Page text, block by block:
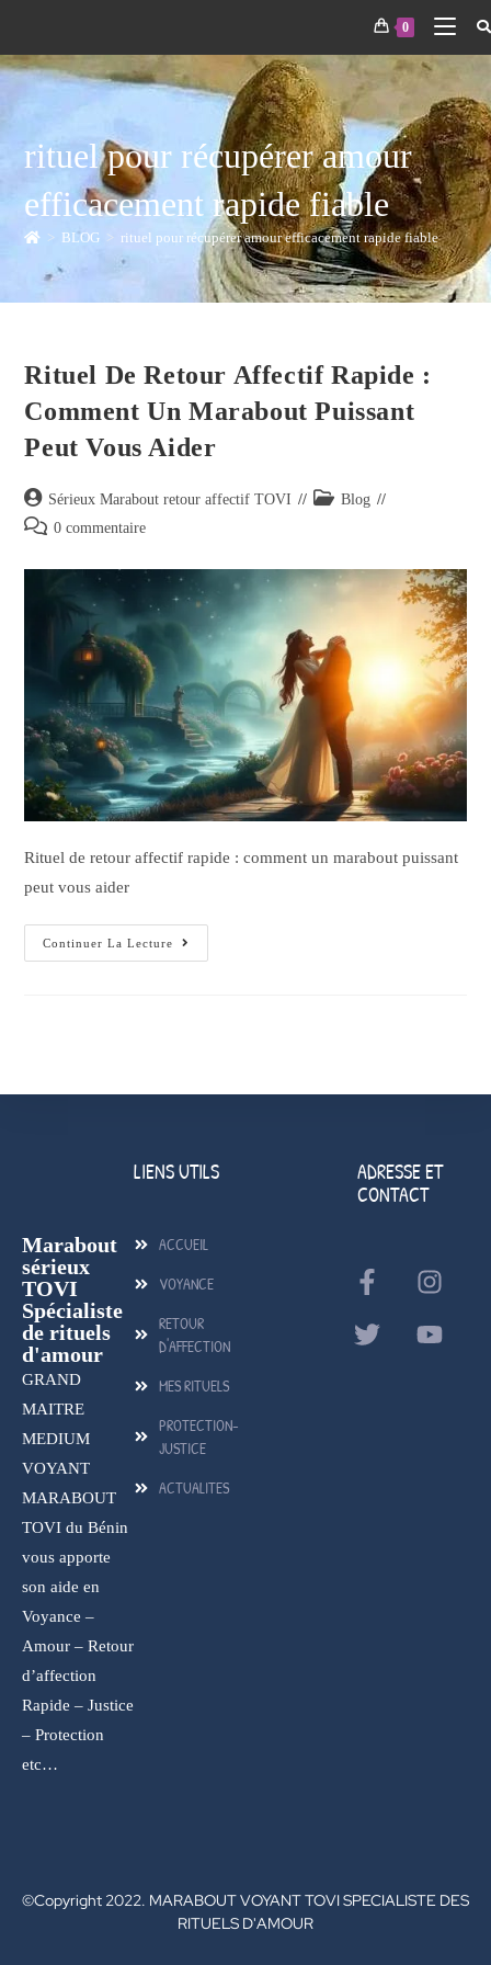
0
rituel pour récupérer amour
efficacement rapide fiable
> BLOG > rituel pour récupérer amour efficacement rapide fiable
Rituel De Retour Affectif Rapide :
Comment Un Marabout Puissant
Peut Vous Aider
Sérieux Marabout retour affectif TOVI
Blog
0 commentaire
Rituel de retour affectif rapide : comment un marabout puissant
peut vous aider
Continuer La Lecture
Marabout
sérieux
TOVI
Spécialiste
de rituels
d'amour
GRAND
MAITRE
MEDIUM
VOYANT
MARABOUT
TOVI du Bénin
vous apporte
son aide en
Voyance –
Amour – Retour
d’affection
Rapide – Justice
– Protection
etc…
LIENS UTILS
ACCUEIL
VOYANCE
RETOUR
D'AFFECTION
MES RITUELS
PROTECTION-
JUSTICE
ACTUALITES
ADRESSE ET
CONTACT
©Copyright 2022. MARABOUT VOYANT TOVI SPECIALISTE DES
RITUELS D'AMOUR